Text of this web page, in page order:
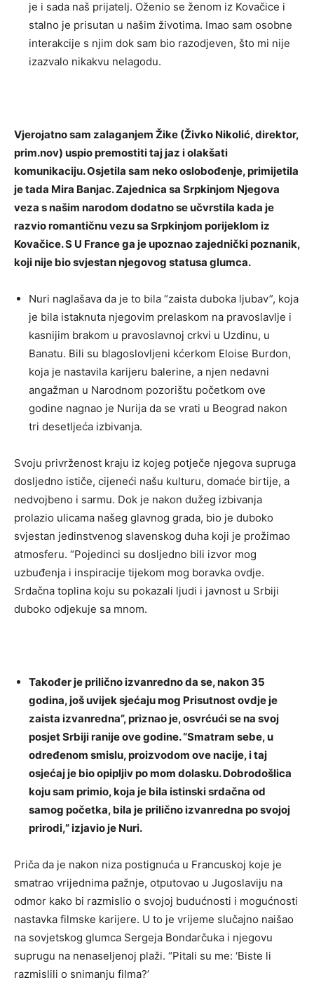
je i sada naš prijatelj. Oženio se ženom iz Kovačice i
stalno je prisutan u našim životima. Imao sam osobne
interakcije s njim dok sam bio razodjeven, što mi nije
izazvalo nikakvu nelagodu.
Vjerojatno sam zalaganjem Žike (Živko Nikolić, direktor,
prim.nov) uspio premostiti taj jaz i olakšati
komunikaciju. Osjetila sam neko oslobođenje, primijetila
je tada Mira Banjac. Zajednica sa Srpkinjom Njegova
veza s našim narodom dodatno se učvrstila kada je
razvio romantičnu vezu sa Srpkinjom porijeklom iz
Kovačice. S U France ga je upoznao zajednički poznanik,
koji nije bio svjestan njegovog statusa glumca.
Nuri naglašava da je to bila “zaista duboka ljubav”, koja
je bila istaknuta njegovim prelaskom na pravoslavlje i
kasnijim brakom u pravoslavnoj crkvi u Uzdinu, u
Banatu. Bili su blagoslovljeni kćerkom Eloise Burdon,
koja je nastavila karijeru balerine, a njen nedavni
angažman u Narodnom pozorištu početkom ove
godine nagnao je Nurija da se vrati u Beograd nakon
tri desetljeća izbivanja.
Svoju privrženost kraju iz kojeg potječe njegova supruga
dosljedno ističe, cijeneći našu kulturu, domaće birtije, a
nedvojbeno i sarmu. Dok je nakon dužeg izbivanja
prolazio ulicama našeg glavnog grada, bio je duboko
svjestan jedinstvenog slavenskog duha koji je prožimao
atmosferu. “Pojedinci su dosljedno bili izvor mog
uzbuđenja i inspiracije tijekom mog boravka ovdje.
Srdačna toplina koju su pokazali ljudi i javnost u Srbiji
duboko odjekuje sa mnom.
Također je prilično izvanredno da se, nakon 35
godina, još uvijek sjećaju mog Prisutnost ovdje je
zaista izvanredna”, priznao je, osvrćući se na svoj
posjet Srbiji ranije ove godine. “Smatram sebe, u
određenom smislu, proizvodom ove nacije, i taj
osjećaj je bio opipljiv po mom dolasku. Dobrodošlica
koju sam primio, koja je bila istinski srdačna od
samog početka, bila je prilično izvanredna po svojoj
prirodi,” izjavio je Nuri.
Priča da je nakon niza postignuća u Francuskoj koje je
smatrao vrijednima pažnje, otputovao u Jugoslaviju na
odmor kako bi razmislio o svojoj budućnosti i mogućnosti
nastavka filmske karijere. U to je vrijeme slučajno naišao
na sovjetskog glumca Sergeja Bondarčuka i njegovu
suprugu na nenaseljenoj plaži. “Pitali su me: ‘Biste li
razmislili o snimanju filma?’